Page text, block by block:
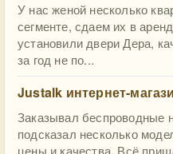
У нас женой несколько
сегменте, сдаем их в
установили двери Дера,
за год не по...
Justalk интернет-
Заказывал беспроводные
подсказал несколько
цены и качества. Всё